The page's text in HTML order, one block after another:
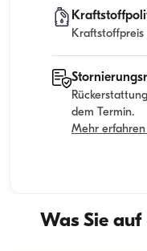
dem Termin.
Mehr
Was Sie